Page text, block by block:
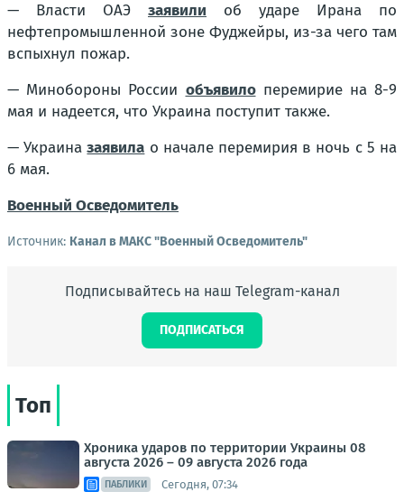
— Власти ОАЭ заявили об ударе Ирана по
нефтепромышленной зоне Фуджейры, из-за чего там
вспыхнул пожар.
— Минобороны России объявилоперемирие на 8-9
мая и надеется, что Украина поступит также.
— Украиназаявила о начале перемирия в ночь с 5 на
6 мая.
Военный Осведомитель
Источник: Канал в МАКС "Военный Осведомитель"
Подписывайтесь на наш Telegram-канал
ПОДПИСАТЬСЯ
Топ
Хроника ударов по территории Украины 08
августа 2026 – 09 августа 2026 года
ПАБЛИКИ Сегодня, 07:34